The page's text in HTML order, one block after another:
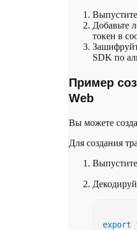
Выпустите
Добавьте
токен в
SDK по
Пример
Web
Вы можете
Для создания
Выпустите
export